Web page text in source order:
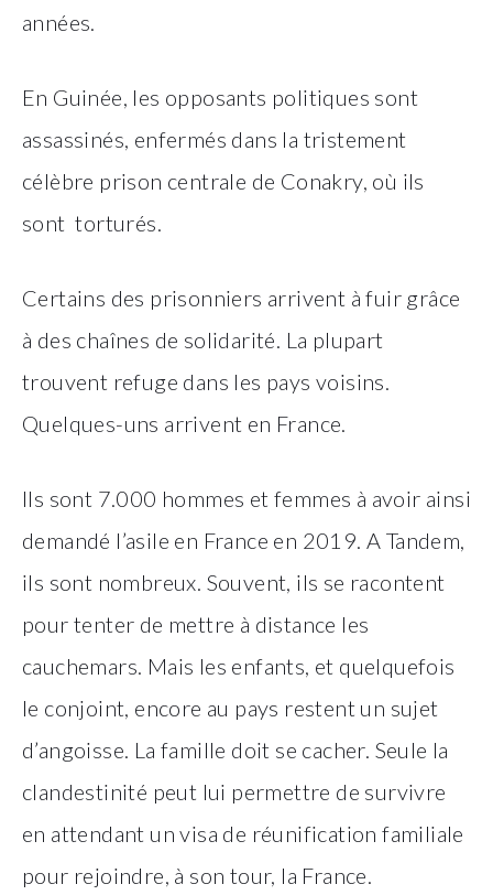
années.
En Guinée, les opposants politiques sont
assassinés, enfermés dans la tristement
célèbre prison centrale de Conakry, où ils
sont torturés.
Certains des prisonniers arrivent à fuir grâce
à des chaînes de solidarité. La plupart
trouvent refuge dans les pays voisins.
Quelques-uns arrivent en France.
Ils sont 7.000 hommes et femmes à avoir ainsi
demandé l’asile en France en 2019. A Tandem,
ils sont nombreux. Souvent, ils se racontent
pour tenter de mettre à distance les
cauchemars. Mais les enfants, et quelquefois
le conjoint, encore au pays restent un sujet
d’angoisse. La famille doit se cacher. Seule la
clandestinité peut lui permettre de survivre
en attendant un visa de réunification familiale
pour rejoindre, à son tour, la France.